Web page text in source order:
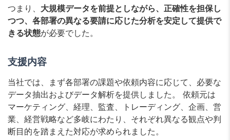
つまり、 大規模データを前提としながら、正確性を担保し
つつ、各部署の異なる要請に応じた分析を安定して提供で
きる状態が必要でした。
支援内容
当社では、まず各部署の課題や依頼内容に応じて、必要な
データ抽出およびデータ解析を提供しました。 依頼元は
マーケティング、経理、監査、トレーディング、企画、営
業、経営戦略など多岐にわたり、それぞれ異なる観点や判
断目的を踏まえた対応が求められました。